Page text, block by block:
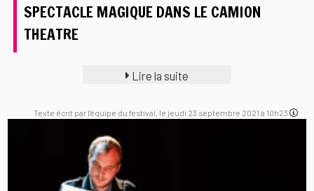
SPECTACLE MAGIQUE DANS LE CAMION
THEATRE
Lire la suite
Texte écrit par l'équipe du festival, le jeudi 23 septembre 2021 à 10h23